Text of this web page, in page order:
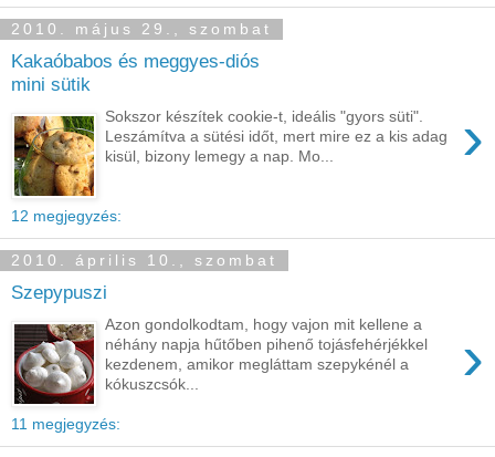
2010. május 29., szombat
Kakaóbabos és meggyes-diós
mini sütik
›
Sokszor készítek cookie-t, ideális "gyors süti".
Leszámítva a sütési időt, mert mire ez a kis adag
kisül, bizony lemegy a nap. Mo...
12 megjegyzés:
2010. április 10., szombat
Szepypuszi
›
Azon gondolkodtam, hogy vajon mit kellene a
néhány napja hűtőben pihenő tojásfehérjékkel
kezdenem, amikor megláttam szepykénél a
kókuszcsók...
11 megjegyzés: